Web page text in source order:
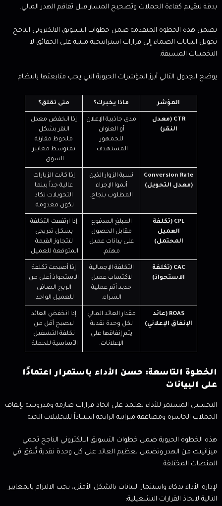
بدقة لتقييم كفاءة الحملات وتصحيح المسار قبل تفاقم الهدر المالي.
تضمن هذه الخطوة المتقدمة ضمن خطوات التسويق الالكتروني الناجح
تحويل البيانات الصماء إلى قرارات استراتيجية مبنية على الحقائق لا
التخمينات المسبقة.
يوضح الجدول التالي أبرز المؤشرات الحيوية التي يجب متابعتها بانتظام:
المؤشر ماذا يخبرك؟ متى تقلق؟
CTR (معدل
النقر)
مدى جاذبية الإعلان
أو العنوان
للجمهور
المستهدف.
إذا انخفض معدل
النقر بشكل
ملحوظ مقارنة
بمتوسط معايير
السوق.
Conversion Rate
(معدل التحويل)
نسبة الزوار الذين
أتموا الإجراء
المطلوب بنجاح.
إذا كانت الزيارات
عالية جداً بينما
التحويلات تكاد
تكون معدومة.
CPL (تكلفة
العميل
المحتمل)
المبلغ المدفوع
مقابل الحصول
على بيانات عميل
مهتم.
إذا ارتفعت التكلفة
بشكل تدريجي
لتتجاوز القيمة
المتوقعة للعميل.
CAC (تكلفة
الاستحواذ)
التكلفة الإجمالية
لاكتساب عميل
جديد أتم عملية
الشراء.
إذا أصبحت تكلفة
الاستحواذ أعلى من
الربح الصافي
للعميل الواحد.
ROAS (عائد
الإنفاق الإعلاني)
مقدار العائد المالي
لكل وحدة نقدية
يتم إنفاقها على
الإعلانات.
إذا انخفض العائد
ليصبح أقل من
تكلفة التشغيل
الأساسية للحملة.
الخطوة التاسعة: حسن الأداء باستمرار اعتمادًا
على البيانات
التحسين المستمر للأداء يعتمد على اتخاذ قرارات صارمة ومدروسة بإيقاف
الحملات الخاسرة ومضاعفة ميزانية الرابحة استناداً للتحليلات الحية.
هذه الخطوة الحيوية ضمن خطوات التسويق الالكتروني الناجح تحمي
ميزانيتك من الهدر وتضمن تعظيم العائد على كل وحدة نقدية تُنفق في
المنصات المختلفة.
لإدارة الأداء بذكاء واستثمار البيانات بالشكل الأمثل، يجب الالتزام بالمعايير
التالية لاتخاذ القرارات التشغيلية: